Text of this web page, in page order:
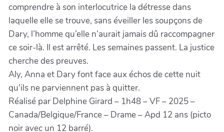
comprendre à son interlocutrice la détresse dans
laquelle elle se trouve, sans éveiller les soupçons de
Dary, l’homme qu’elle n’aurait jamais dû raccompagner
ce soir-là. Il est arrêté. Les semaines passent. La justice
cherche des preuves.
Aly, Anna et Dary font face aux échos de cette nuit
qu'ils ne parviennent pas à quitter.
Réalisé par Delphine Girard – 1h48 – VF – 2025 –
Canada/Belgique/France – Drame – Apd 12 ans (picto
noir avec un 12 barré).